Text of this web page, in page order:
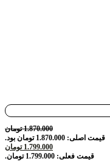
1.870.000 تومان
قیمت اصلی: 1.870.000 تومان بود.
1.799.000 تومان
قیمت فعلی: 1.799.000 تومان.